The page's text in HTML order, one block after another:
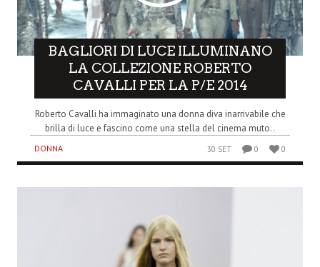
BAGLIORI DI LUCE ILLUMINANO
LA COLLEZIONE ROBERTO
CAVALLI PER LA P/E 2014
Roberto Cavalli ha immaginato una donna diva inarrivabile che
brilla di luce e fascino come una stella del cinema muto..
DONNA 30 SET 0 0